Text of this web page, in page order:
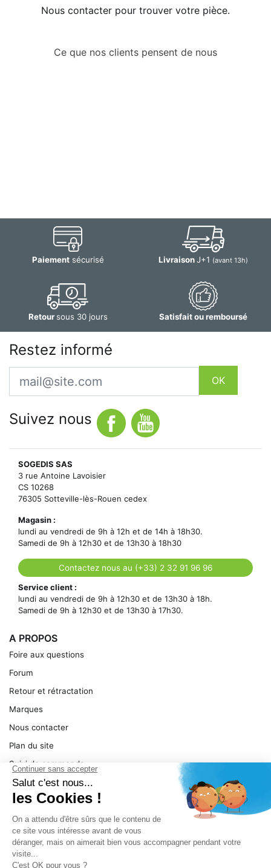
Nous contacter pour trouver votre pièce.
Ce que nos clients pensent de nous
Paiementsécurisé LivraisonJ+1 (avant 13h)
Retoursous 30 jours Satisfait ou remboursé
Restez informé
Email
OK
Suivez nous
SOGEDIS SAS
3 rue Antoine Lavoisier
CS 10268
76305 Sotteville-lès-Rouen cedex
Magasin :
lundi au vendredi de 9h à 12h et de 14h à 18h30.
Samedi de 9h à 12h30 et de 13h30 à 18h30
Contactez nous au (+33) 2 32 91 96 96
Service client :
lundi au vendredi de 9h à 12h30 et de 13h30 à 18h.
Samedi de 9h à 12h30 et de 13h30 à 17h30.
A PROPOS
Foire aux questions
Forum
Retour et rétractation
Marques
Nous contacter
Plan du site
Suivi de commande
Ma facture
Mentions légales
Conditions générales
SERVICE
Pièces détachées